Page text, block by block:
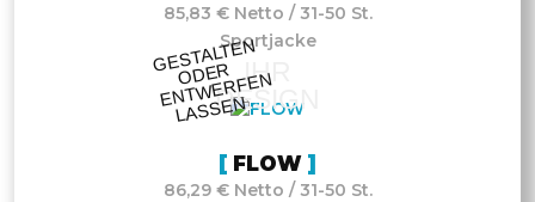
85,83 € Netto / 31-50 St.
Sportjacke
IHR
DESIGN
GESTALTE
N
O
DE
R
E
NT
WE
RFE
N
LASSE
N
FLOW
86,29 € Netto / 31-50 St.